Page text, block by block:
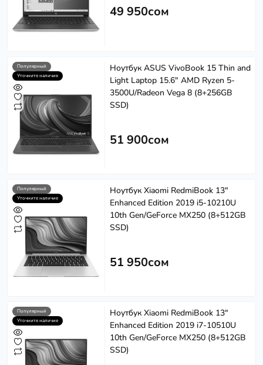
49 950сом
Популярный
Уточните наличие
Ноутбук ASUS VivoBook 15 Thin and
Light Laptop 15.6" AMD Ryzen 5-
3500U/Radeon Vega 8 (8+256GB
SSD)
51 900сом
Популярный
Уточните наличие
Ноутбук Xiaomi RedmiBook 13"
Enhanced Edition 2019 i5-10210U
10th Gen/GeForce MX250 (8+512GB
SSD)
51 950сом
Популярный
Уточните наличие
Ноутбук Xiaomi RedmiBook 13"
Enhanced Edition 2019 i7-10510U
10th Gen/GeForce MX250 (8+512GB
SSD)
Softech
Эффективность в каждом решении
S
Здравствуйте! 👋
Чем можем помочь?